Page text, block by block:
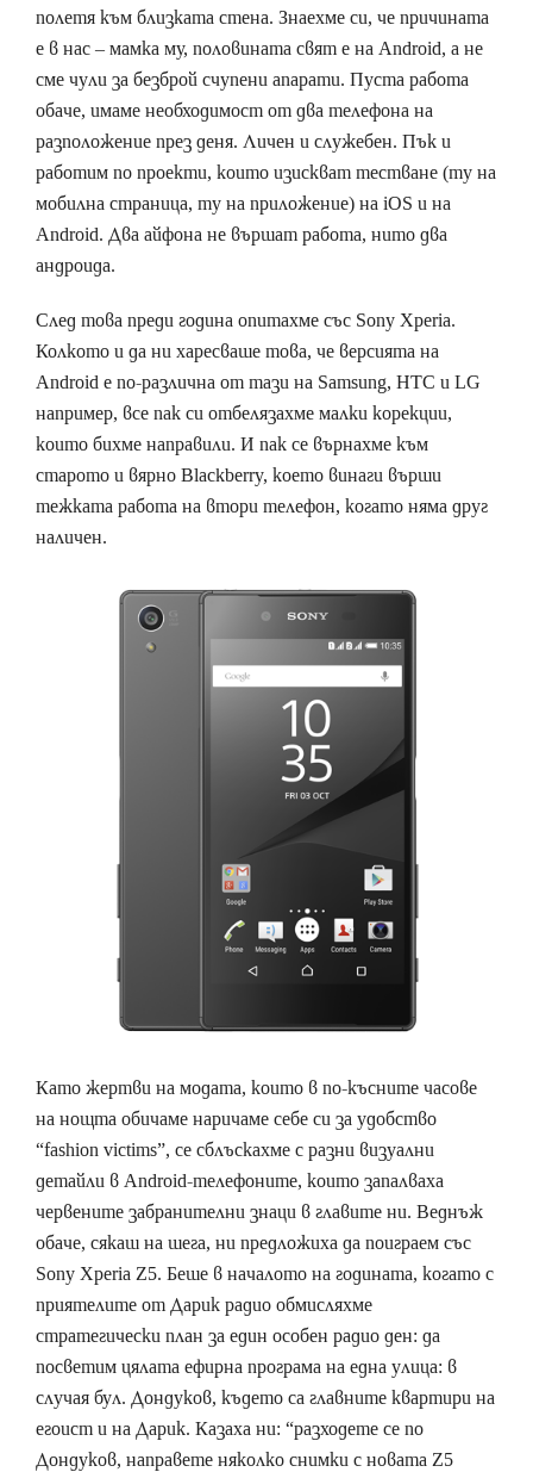
полетя към близката стена. Знаехме си, че причината
е в нас – мамка му, половината свят е на Android, а не
сме чули за безброй счупени апарати. Пуста работа
обаче, имаме необходимост от два телефона на
разположение през деня. Личен и служебен. Пък и
работим по проекти, които изискват тестване (ту на
мобилна страница, ту на приложение) на iOS и на
Android. Два айфона не вършат работа, нито два
андроида.
След това преди година опитахме със Sony Xperia.
Колкото и да ни харесваше това, че версията на
Android е по-различна от тази на Samsung, HTC и LG
например, все пак си отбелязахме малки корекции,
които бихме направили. И пак се върнахме към
старото и вярно Blackberry, което винаги върши
тежката работа на втори телефон, когато няма друг
наличен.
Като жертви на модата, които в по-късните часове
на нощта обичаме наричаме себе си за удобство
“fashion victims”, се сблъскахме с разни визуални
детайли в Android-телефоните, които запалваха
червените забранителни знаци в главите ни. Веднъж
обаче, сякаш на шега, ни предложиха да поиграем със
Sony Xperia Z5. Беше в началото на годината, когато с
приятелите от Дарик радио обмисляхме
стратегически план за един особен радио ден: да
посветим цялата ефирна програма на една улица: в
случая бул. Дондуков, където са главните квартири на
егоист и на Дарик. Казаха ни: “разходете се по
Дондуков, направете няколко снимки с новата Z5